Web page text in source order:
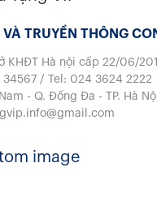
TRUYỀN THÔNG
KHĐT Hà nội cấp 22/06/
34567/ Tel: 024 3624 2222
- Q. Đống Đa - TP. Hà